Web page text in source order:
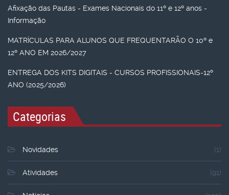
Afixação das Pautas - Exames Nacionais do 11º e 12º anos -
Informação
MATRÍCULAS PARA ALUNOS QUE FREQUENTARÃO O 10º e
12º ANO EM 2026/2027
ENTREGA DOS KITS DIGITAIS - CURSOS PROFISSIONAIS-12º
ANO (2025/2026)
Categorias
Novidades (1)
Atividades (91)